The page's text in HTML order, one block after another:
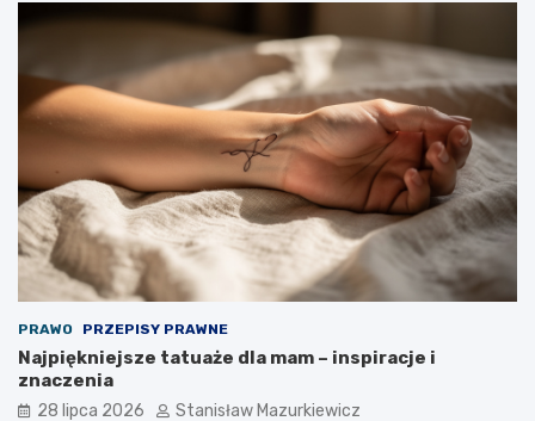
PRAWO PRZEPISY PRAWNE
Najpiękniejsze tatuaże dla mam – inspiracje i
znaczenia
28 lipca 2026 Stanisław Mazurkiewicz